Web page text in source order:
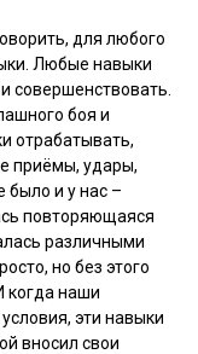
для любого
Любые навыки
совершенствовать.
боя и
отрабатывать,
приёмы, удары,
было и у нас –
повторяющаяся
различными
но без этого
когда наши
эти навыки
вносил свои